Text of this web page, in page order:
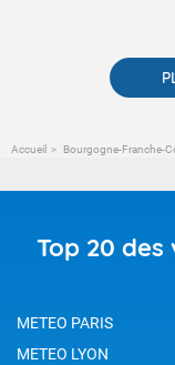
Accueil Bourgogne-Franche-
Top 20 des
METEO PARIS
METEO LYON